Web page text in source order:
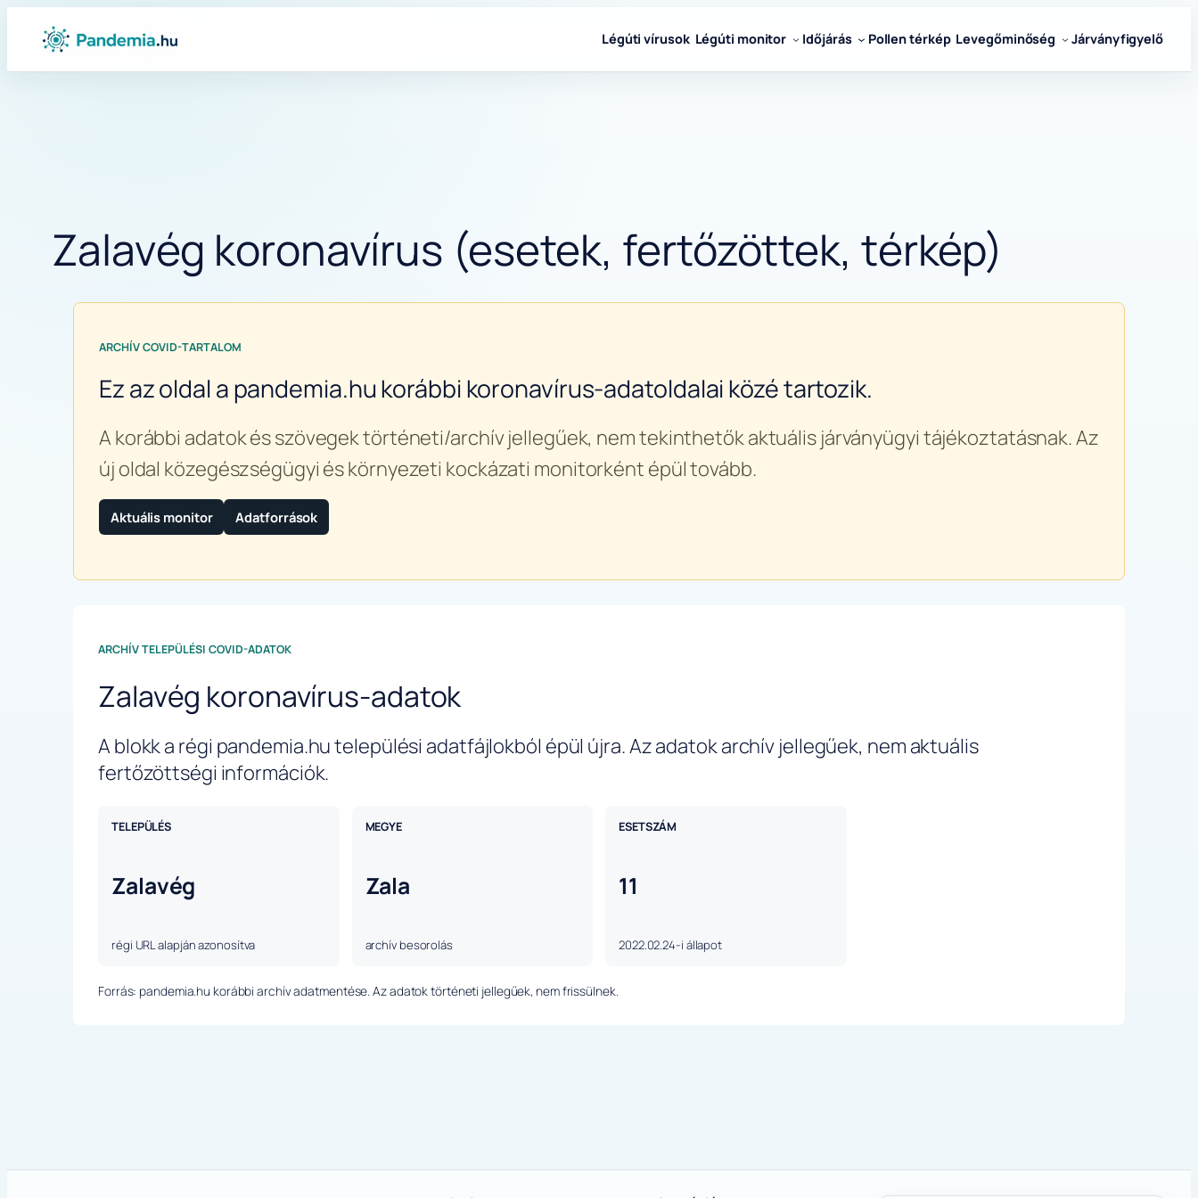
Ugrás
tartalomhoz
Légúti vírusok Légúti monitor Időjárás Pollen térkép Levegőminőség Járványfigyelő
Zalavég koronavírus (esetek, fertőzöttek, térkép)
ARCHÍV COVID-TARTALOM
Ez az oldal a pandemia.hu korábbi koronavírus-adatoldalai közé tartozik.
A korábbi adatok és szövegek történeti/archív jellegűek, nem tekinthetők aktuális járványügyi tájékoztatásnak. Az
új oldal közegészségügyi és környezeti kockázati monitorként épül tovább.
Aktuális monitor Adatforrások
ARCHÍV TELEPÜLÉSI COVID-ADATOK
Zalavég koronavírus-adatok
A blokk a régi pandemia.hu települési adatfájlokból épül újra. Az adatok archív jellegűek, nem aktuális
fertőzöttségi információk.
TELEPÜLÉS
Zalavég
régi URL alapján azonosítva
MEGYE
Zala
archív besorolás
ESETSZÁM
11
2022.02.24-i állapot
Forrás: pandemia.hu korábbi archív adatmentése. Az adatok történeti jellegűek, nem frissülnek.